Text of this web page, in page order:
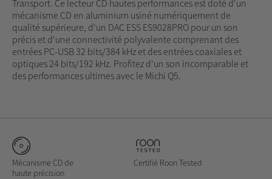
Transport. Ce lecteur CD hautes performances est doté d'un
mécanisme CD en aluminium usiné numériquement de
qualité supérieure, d'un DAC ESS ES9028PRO pour un son
précis et d'une connectivité polyvalente comprenant des
entrées PC-USB 32 bits/384 kHz et des entrées coaxiales et
optiques 24 bits/192 kHz. Profitez d'un son incomparable et
des performances ultimes avec le Michi Q5.
Mécanisme CD de
haute précision
Certifié Roon Tested